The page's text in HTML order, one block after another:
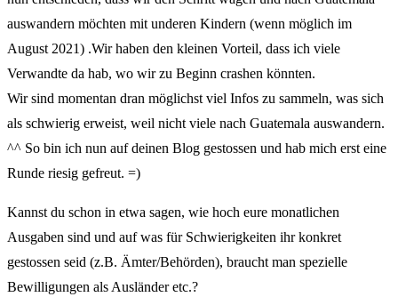
auswandern möchten mit underen Kindern (wenn möglich im
August 2021) .Wir haben den kleinen Vorteil, dass ich viele
Verwandte da hab, wo wir zu Beginn crashen könnten.
Wir sind momentan dran möglichst viel Infos zu sammeln, was sich
als schwierig erweist, weil nicht viele nach Guatemala auswandern.
^^ So bin ich nun auf deinen Blog gestossen und hab mich erst eine
Runde riesig gefreut. =)
Kannst du schon in etwa sagen, wie hoch eure monatlichen
Ausgaben sind und auf was für Schwierigkeiten ihr konkret
gestossen seid (z.B. Ämter/Behörden), braucht man spezielle
Bewilligungen als Ausländer etc.?